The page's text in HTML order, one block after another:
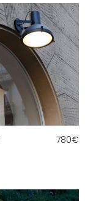
780€